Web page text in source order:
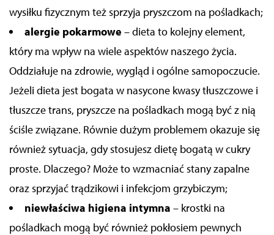
wysiłku fizycznym też sprzyja pryszczom na pośladkach;
alergie pokarmowe –dieta to kolejny element,
który ma wpływ na wiele aspektów naszego życia.
Oddziałuje na zdrowie, wygląd i ogólne samopoczucie.
Jeżeli dieta jest bogata w nasycone kwasy tłuszczowe i
tłuszcze trans, pryszcze na pośladkach mogą być z nią
ściśle związane. Równie dużym problemem okazuje się
również sytuacja, gdy stosujesz dietę bogatą w cukry
proste. Dlaczego? Może to wzmacniać stany zapalne
oraz sprzyjać trądzikowi i infekcjom grzybiczym;
niewłaściwa higiena intymna – krostki na
pośladkach mogą być również pokłosiem pewnych